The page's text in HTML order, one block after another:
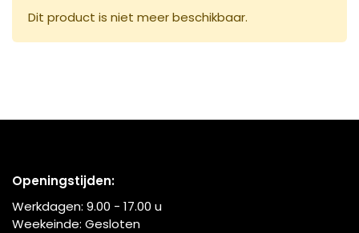
Dit product is niet meer beschikbaar.
Openingstijden:
Werkdagen: 9.00 - 17.00 u
Weekeinde: Gesloten